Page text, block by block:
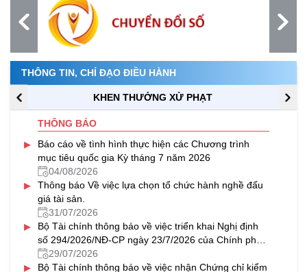
THÔNG TIN, CHỈ ĐẠO ĐIỀU HÀNH
KHEN THƯỞNG XỬ PHẠT
THÔNG BÁO
▸
Báo cáo về tình hình thực hiện các Chương trình
mục tiêu quốc gia Kỳ tháng 7 năm 2026
04/08/2026
▸
Thông báo Về việc lựa chọn tổ chức hành nghề đấu
giá tài sản.
31/07/2026
▸
Bộ Tài chính thông báo về việc triển khai Nghị định
số 294/2026/NĐ-CP ngày 23/7/2026 của Chính phủ
về tổ hợp tác
29/07/2026
▸
Bộ Tài chính thông báo về việc nhận Chứng chỉ kiểm